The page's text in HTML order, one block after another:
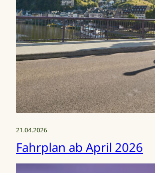
21.04.2026
Fahrplan ab April 2026